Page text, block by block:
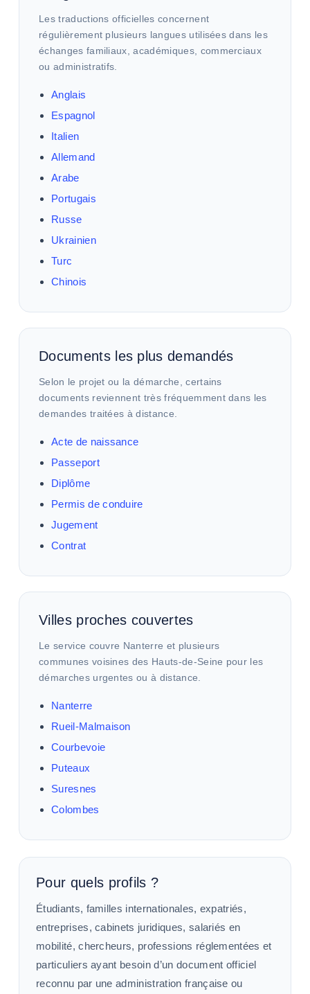
Les traductions officielles concernent
régulièrement plusieurs langues utilisées dans les
échanges familiaux, académiques, commerciaux
ou administratifs.
Anglais
Espagnol
Italien
Allemand
Arabe
Portugais
Russe
Ukrainien
Turc
Chinois
Documents les plus demandés
Selon le projet ou la démarche, certains
documents reviennent très fréquemment dans les
demandes traitées à distance.
Acte de naissance
Passeport
Diplôme
Permis de conduire
Jugement
Contrat
Villes proches couvertes
Le service couvre Nanterre et plusieurs
communes voisines des Hauts-de-Seine pour les
démarches urgentes ou à distance.
Nanterre
Rueil-Malmaison
Courbevoie
Puteaux
Suresnes
Colombes
Pour quels profils ?
Étudiants, familles internationales, expatriés,
entreprises, cabinets juridiques, salariés en
mobilité, chercheurs, professions réglementées et
particuliers ayant besoin d’un document officiel
reconnu par une administration française ou